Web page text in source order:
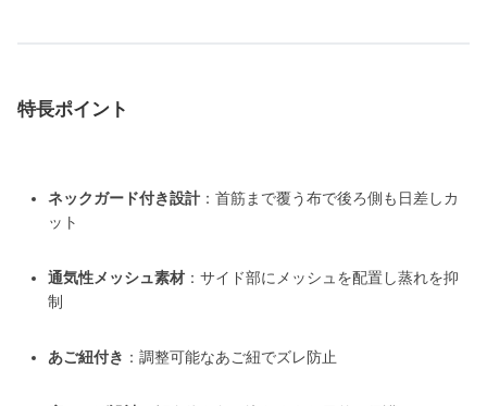
特長ポイント
ネックガード付き設計 ：首筋まで覆う布で後ろ側も日差しカ
ット
通気性メッシュ素材 ：サイド部にメッシュを配置し蒸れを抑
制
あご紐付き ：調整可能なあご紐でズレ防止